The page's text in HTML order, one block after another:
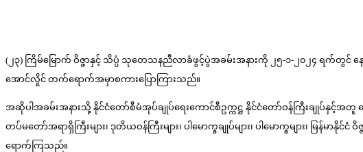
(၂၃) ကြိမ်မြောက် ဝိဇ္ဇာနှင့် သိပ္ပံ သုတေသနညီလာခံဖွင့်ပွဲအခမ်းအနားကို ၂၅-၁-၂၀၂၄ ရက်တွင် နေပ
အောင်လှိုင် တက်ရောက်အမှာစကားပြောကြားသည်။
အဆိုပါအခမ်းအနားသို့ နိုင်ငံတော်စီမံအုပ်ချုပ်ရေးကောင်စီဥက္ကဋ္ဌ နိုင်ငံတော်ဝန်ကြီးချုပ်နှင့်အတူ
တပ်မတော်အရာရှိကြီးများ၊ ဒုတိယဝန်ကြီးများ၊ ပါမောက္ခချုပ်များ၊ ပါမောက္ခများ၊ မြန်မာနို
ရောက်ကြသည်။